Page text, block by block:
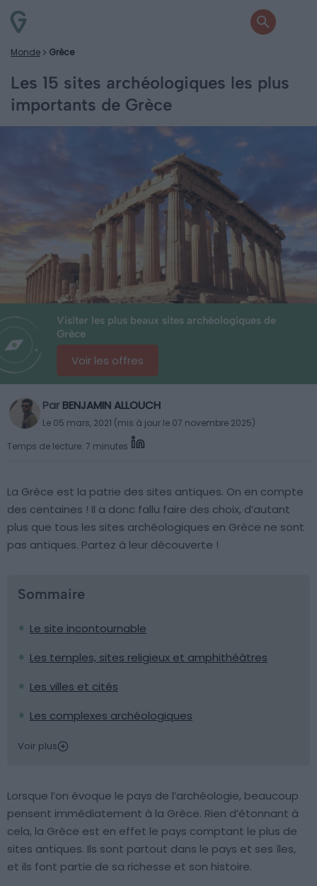
Monde Grèce
Les 15 sites archéologiques les plus
importants de Grèce
Visiter les plus beaux sites archéologiques de
Grèce
Voir les offres
Par BENJAMIN ALLOUCH
Le 05 mars, 2021 (mis à jour le 07 novembre 2025)
Temps de lecture: 7 minutes
La Grèce est la patrie des sites antiques. On en compte
des centaines ! Il a donc fallu faire des choix, d’autant
plus que tous les sites archéologiques en Grèce ne sont
pas antiques. Partez à leur découverte !
Sommaire
Le site incontournable
Les temples, sites religieux et amphithéâtres
Les villes et cités
Les complexes archéologiques
Voir plus
Lorsque l’on évoque le pays de l’archéologie, beaucoup
pensent immédiatement à la Grèce. Rien d’étonnant à
cela, la Grèce est en effet le pays comptant le plus de
sites antiques. Ils sont partout dans le pays et ses îles,
et ils font partie de sa richesse et son histoire.